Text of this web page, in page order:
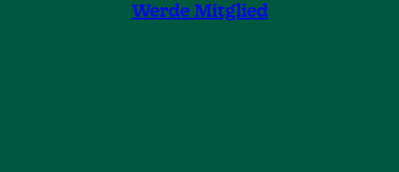
Werde Mitglied